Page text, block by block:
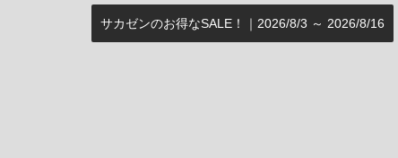
サカゼンのお得なSALE！｜2026/8/3 ～ 2026/8/16